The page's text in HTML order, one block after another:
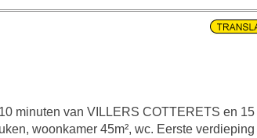
minuten van VILLERS COTTERETS en
woonkamer 45m², wc. Eerste